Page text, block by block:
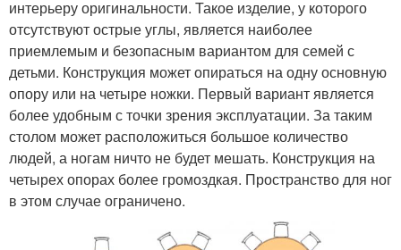
интерьеру оригинальности. Такое изделие, у которого
отсутствуют острые углы, является наиболее
приемлемым и безопасным вариантом для семей с
детьми. Конструкция может опираться на одну основную
опору или на четыре ножки. Первый вариант является
более удобным с точки зрения эксплуатации. За таким
столом может расположиться большое количество
людей, а ногам ничто не будет мешать. Конструкция на
четырех опорах более громоздкая. Пространство для ног
в этом случае ограничено.